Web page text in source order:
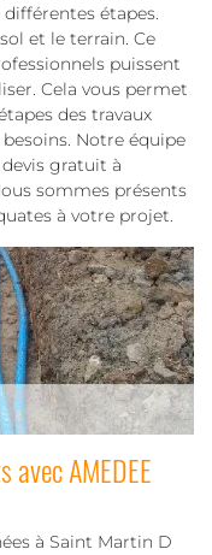
étapes.
et le terrain. Ce
puissent
Cela vous permet
des travaux
Notre équipe
gratuit à
sommes présents
à votre projet.
AMEDEE
à Saint Martin D